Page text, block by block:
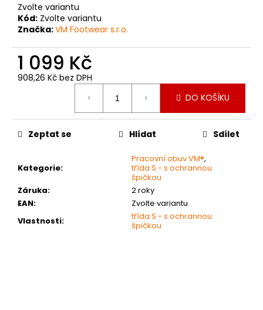
Zvolte variantu
Kód: Zvolte variantu
Značka:VM Footwear s.r.o.
1 099 Kč
908,26 Kč bez DPH
DO KOŠÍKU
Kategorie:
Pracovní obuv VM®,
třída S - s ochrannou
špičkou
Záruka:
2 roky
EAN:
Zvolte variantu
Vlastnosti:
třída S - s ochrannou
špičkou
Zeptat se Hlídat Sdílet
D
o
p
o
e
e
MEMPHIS
PRACOVNÍ
SANDÁL